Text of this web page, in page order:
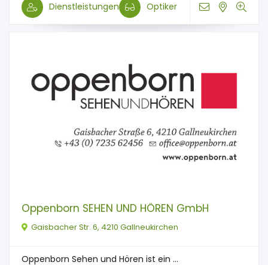
Dienstleistungen Optiker
Oppenborn SEHEN UND HÖREN GmbH
Gaisbacher Str. 6, 4210 Gallneukirchen
Oppenborn Sehen und Hören ist ein ...